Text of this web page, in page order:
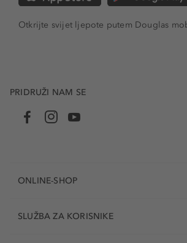
Otkrijte svijet ljepote putem Douglas
PRIDRUŽI NAM SE
ONLINE-SHOP
SLUŽBA ZA KORISNIKE